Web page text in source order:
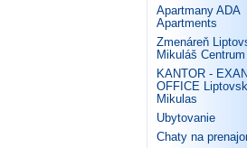
Apartmany ADA
Apartments
Zmenáreň
Mikuláš Centrum
KANTOR -
OFFICE
Mikulas
Ubytovanie
Chaty na